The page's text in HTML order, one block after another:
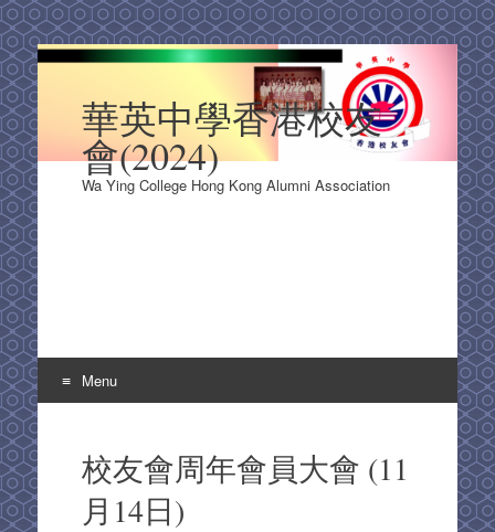
華英中學香港校友
會(2024)
Wa Ying College Hong Kong Alumni Association
Menu
content校友會周年會員大會 (11
月14日)